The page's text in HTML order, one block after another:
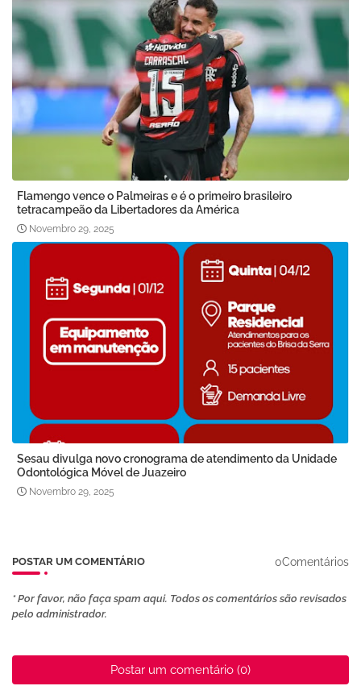
Flamengo vence o Palmeiras e é o primeiro brasileiro
tetracampeão da Libertadores da América
Novembro 29, 2025
Sesau divulga novo cronograma de atendimento da Unidade
Odontológica Móvel de Juazeiro
Novembro 29, 2025
POSTAR UM COMENTÁRIO 0Comentários
* Por favor, não faça spam aqui. Todos os comentários são revisados ​​
pelo administrador.
Postar um comentário (0)